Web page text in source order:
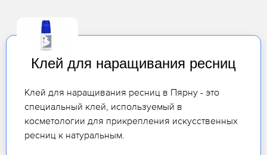
Клей для наращивания ресниц
Клей для наращивания ресниц в Пярну - это
специальный клей, используемый в
косметологии для прикрепления искусственных
ресниц к натуральным.